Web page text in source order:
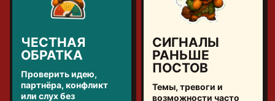
ЧЕСТНАЯ
ОБРАТКА
Проверить идею,
партнёра, конфликт
или слух без
СИГНАЛЫ
РАНЬШЕ
ПОСТОВ
Темы, тревоги и
возможности часто